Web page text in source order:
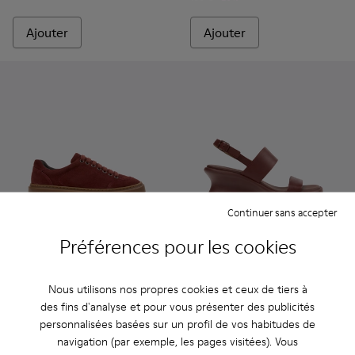
Préférences pour les cookies
Nous utilisons nos propres cookies et ceux de tiers à
des fins d'analyse et pour vous présenter des publicités
personnalisées basées sur un profil de vos habitudes de
navigation (par exemple, les pages visitées). Vous
Continuer sans accepter
Ajouter Ajouter
Runner Twentyfive
-20%
Louise Sandal
90 €
150 € -40%